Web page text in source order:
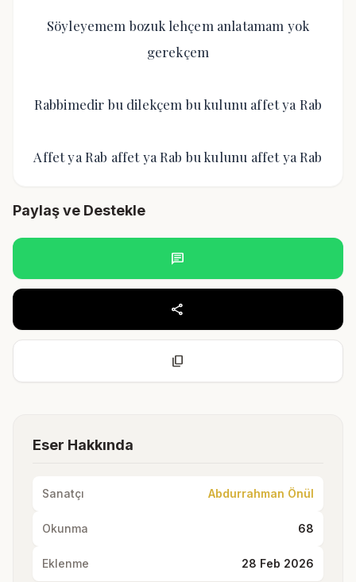
Söyleyemem bozuk lehçem anlatamam yok
gerekçem
Rabbimedir bu dilekçem bu kulunu affet ya Rab
Affet ya Rab affet ya Rab bu kulunu affet ya Rab
Paylaş ve Destekle
chat
share
content_copy
Eser Hakkında
Sanatçı Abdurrahman Önül
Okunma 68
Eklenme 28 Feb 2026